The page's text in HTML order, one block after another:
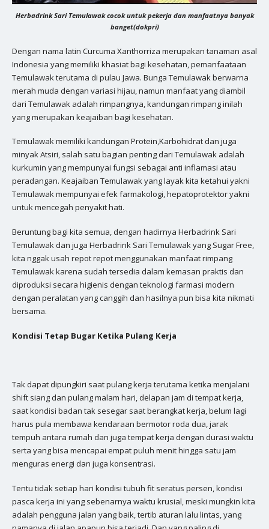
Herbadrink Sari Temulawak cocok untuk pekerja dan manfaatnya banyak
banget(dokpri)
Dengan nama latin Curcuma Xanthorriza merupakan tanaman asal
Indonesia yang memiliki khasiat bagi kesehatan, pemanfaataan
Temulawak terutama di pulau Jawa. Bunga Temulawak berwarna
merah muda dengan variasi hijau, namun manfaat yang diambil
dari Temulawak adalah rimpangnya, kandungan rimpang inilah
yang merupakan keajaiban bagi kesehatan.
Temulawak memiliki kandungan Protein,Karbohidrat dan juga
minyak Atsiri, salah satu bagian penting dari Temulawak adalah
kurkumin yang mempunyai fungsi sebagai anti inflamasi atau
peradangan. Keajaiban Temulawak yang layak kita ketahui yakni
Temulawak mempunyai efek farmakologi, hepatoprotektor yakni
untuk mencegah penyakit hati.
Beruntung bagi kita semua, dengan hadirnya Herbadrink Sari
Temulawak dan juga Herbadrink Sari Temulawak yang Sugar Free,
kita nggak usah repot repot menggunakan manfaat rimpang
Temulawak karena sudah tersedia dalam kemasan praktis dan
diproduksi secara higienis dengan teknologi farmasi modern
dengan peralatan yang canggih dan hasilnya pun bisa kita nikmati
bersama.
Kondisi Tetap Bugar Ketika Pulang Kerja
Tak dapat dipungkiri saat pulang kerja terutama ketika menjalani
shift siang dan pulang malam hari, delapan jam di tempat kerja,
saat kondisi badan tak sesegar saat berangkat kerja, belum lagi
harus pula membawa kendaraan bermotor roda dua, jarak
tempuh antara rumah dan juga tempat kerja dengan durasi waktu
serta yang bisa mencapai empat puluh menit hingga satu jam
menguras energi dan juga konsentrasi.
Tentu tidak setiap hari kondisi tubuh fit seratus persen, kondisi
pasca kerja ini yang sebenarnya waktu krusial, meski mungkin kita
adalah pengguna jalan yang baik, tertib aturan lalu lintas, yang